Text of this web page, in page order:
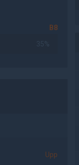
B8
35%
Upp